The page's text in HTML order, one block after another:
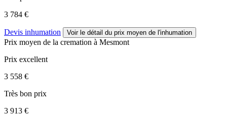
3 784 €
Devis inhumation Voir le détail du prix moyen de l'inhumation
Prix moyen de la cremation à Mesmont
Prix excellent
3 558 €
Très bon prix
3 913 €